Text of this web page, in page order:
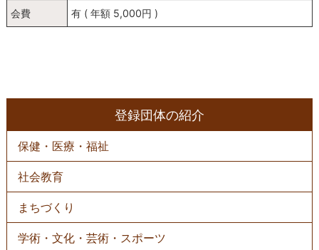
会費 有 ( 年額 5,000円 )
登録団体の紹介
保健・医療・福祉
社会教育
まちづくり
学術・文化・芸術・スポーツ